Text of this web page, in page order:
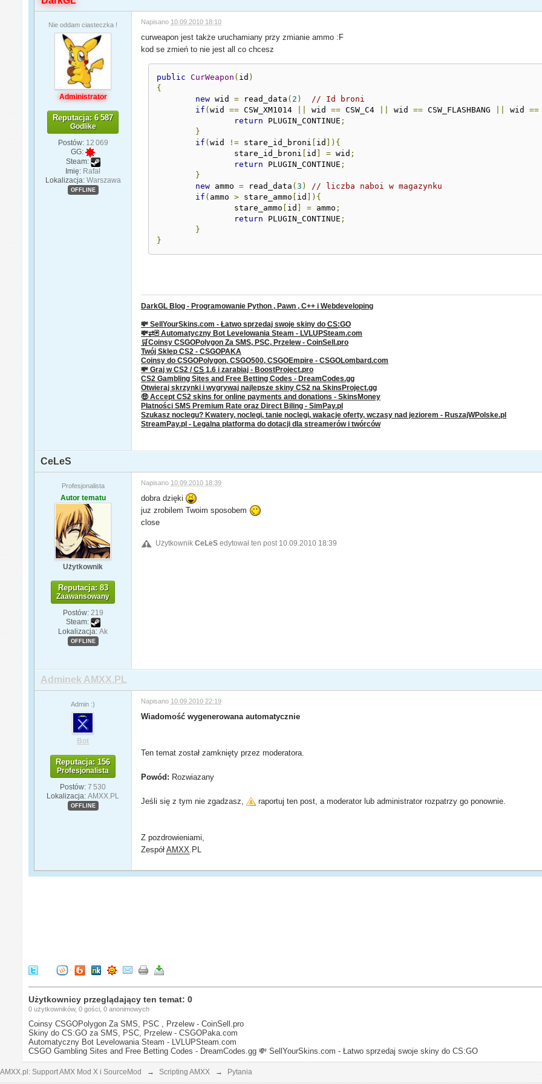
Nie oddam ciasteczka !
Administrator
Reputacja: 6 587
Godlike
Postów: 12 069
GG:
Steam:
Imię: Rafał
Lokalizacja: Warszawa
OFFLINE
Napisano 10.09.2010 18:10
curweapon jest także uruchamiany przy zmianie ammo :F
kod se zmień to nie jest all co chcesz
public CurWeapon ( id )
{
new wid = read_data ( 2 )
// Id broni
if (wid == CSW_XM1014 wid == CSW_C4 wid == CSW_FLASHBANG wid ==
return PLUGIN_CONTINUE ;
}
if (wid != stare_id_broni [ id ]){
		stare_id_broni
[ id ] = wid ;
return PLUGIN_CONTINUE ;
}
new ammo = read_data (3 )
// liczba naboi w magazynku
if ( ammo > stare_ammo [ id ]){
		stare_ammo
[ id ] = ammo ;
return PLUGIN_CONTINUE ;
}
}
DarkGL Blog - Programowanie Python , Pawn , C++ i Webdeveloping
💸 SellYourSkins.com - Łatwo sprzedaj swoje skiny doCS:GO
💸⇄🃏 Automatyczny Bot Levelowania Steam - LVLUPSteam.com
🛒Coinsy CSGOPolygon Za SMS, PSC, Przelew - CoinSell.pro
Twój Sklep CS2 - CSGOPAKA
Coinsy do CSGOPolygon, CSGO500, CSGOEmpire - CSGOLombard.com
💸 Graj w CS2 /CS 1.6 i zarabiaj - BoostProject.pro
CS2 Gambling Sites and Free Betting Codes - DreamCodes.gg
Otwieraj skrzynki i wygrywaj najlepsze skiny CS2 na SkinsProject.gg
🤑 Accept CS2 skins for online payments and donations - SkinsMoney
Płatności SMS Premium Rate oraz Direct Biling - SimPay.pl
Szukasz noclegu? Kwatery, noclegi, tanie noclegi, wakacje oferty, wczasy nad jeziorem - RuszajWPolske.pl
StreamPay.pl - Legalna platforma do dotacji dla streamerów i twórców
CeLeS
Profesjonalista
Autor tematu
Użytkownik
Reputacja: 83
Zaawansowany
Postów: 219
Steam:
Lokalizacja: Ak
OFFLINE
Napisano 10.09.2010 18:39
dobra dzięki
juz zrobilem Twoim sposobem
close
UżytkownikCeLeS edytował ten post 10.09.2010 18:39
Adminek AMXX.PL
Admin :)
Bot
Reputacja: 156
Profesjonalista
Postów: 7 530
Lokalizacja: AMXX.PL
OFFLINE
Napisano 10.09.2010 22:19
Wiadomość wygenerowana automatycznie
Ten temat został zamknięty przez moderatora.
Powód: Rozwiazany
Jeśli się z tym nie zgadzasz, raportuj ten post, a moderator lub administrator rozpatrzy go ponownie.
Z pozdrowieniami,
ZespółAMXX .PL
Użytkownicy przeglądający ten temat: 0
0 użytkowników, 0 gości, 0 anonimowych
Coinsy CSGOPolygon Za SMS, PSC , Przelew - CoinSell.pro
Skiny do CS:GO za SMS, PSC, Przelew - CSGOPaka.com
Automatyczny Bot Levelowania Steam - LVLUPSteam.com
CSGO Gambling Sites and Free Betting Codes - DreamCodes.gg 💸 SellYourSkins.com - Łatwo sprzedaj swoje skiny do CS:GO
AMXX.pl: Support AMX Mod X i SourceMod → Scripting AMXX → Pytania